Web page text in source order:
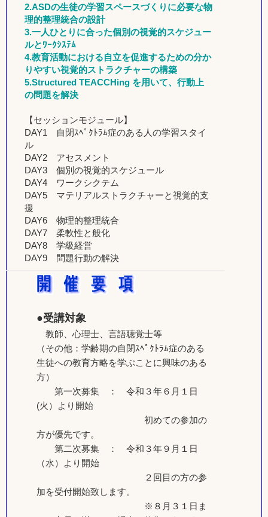
2.ASDの生徒の学習スペースづくりに必要な物
理的整理統合の設計
3.一人ひとりに合った個別の視覚的スケジュー
ルとﾜｰｸｼｽﾃﾑ
4.教育活動における自立を促進するための分か
りやすい視覚的ストラクチャーの構築
5.Structured TEACCHing を用いて、行動上
の問題を解決
【セッションモジュール】
DAY1 自閉ｽﾍﾟｸﾄﾗﾑ症のある人の学習スタイ
ル
DAY2 アセスメント
DAY3 個別の視覚的スケジュール
DAY4 ワークシクテム
DAY5 マテリアルストラクチャーと視覚的支
援
DAY6 物理的整理統合
DAY7 柔軟性と般化
DAY8 学級経営
DAY9 問題行動の解決
●受講対象
教師、心理士、言語聴覚士等
（その他：学齢期の自閉ｽﾍﾟｸﾄﾗﾑ症のある
生徒への教育方略を学ぶことに興味のある
方）
第一次募集 ： 令和３年６月１日
(火）より開始
初めての参加の
方が優先です。
第二次募集 ： 令和３年９月１日
（水）より開始
２回目の方の参
加を受付開始致します。
※８月３１日ま